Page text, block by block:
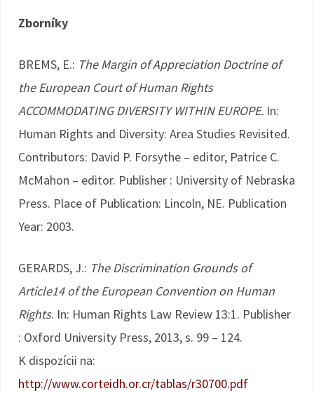
Zborníky
BREMS, E.: The Margin of Appreciation Doctrine of
the European Court of Human Rights
ACCOMMODATING DIVERSITY WITHIN EUROPE. In:
Human Rights and Diversity: Area Studies Revisited.
Contributors: David P. Forsythe – editor, Patrice C.
McMahon – editor. Publisher : University of Nebraska
Press. Place of Publication: Lincoln, NE. Publication
Year: 2003.
GERARDS, J.: The Discrimination Grounds of
Article14 of the European Convention on Human
Rights. In: Human Rights Law Review 13:1. Publisher
: Oxford University Press, 2013, s. 99 – 124.
K dispozícii na:
http://www.corteidh.or.cr/tablas/r30700.pdf